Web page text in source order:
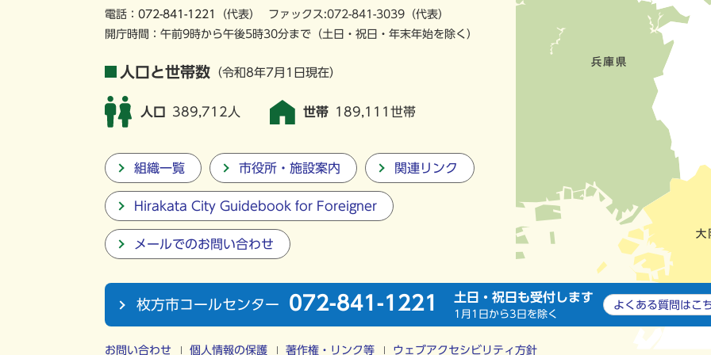
電話： 072-841-1221 （代表） ファックス:072-841-3039（代表）
開庁時間：午前9時から午後5時30分まで （土日・祝日・年末年始を除く）
人口と世帯数 （令和8年7月1日現在）
人口 389,712人 世帯 189,111世帯
組織一覧 市役所・施設案内 関連リンク
Hirakata City Guidebook for Foreigner
メールでのお問い合わせ
枚方市コールセンター 072-841-1221 土日・祝日も受付します
1月1日から3日を除く
よくある質問は こ
お問い合わせ 個人情報の保護 著作権・リンク等 ウェブアクセシビリティ方針